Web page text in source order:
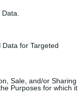
for Targeted
Sale, and/or Sharing
Purposes for which it